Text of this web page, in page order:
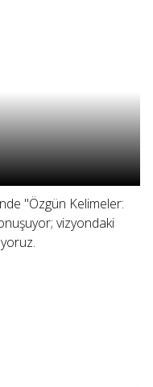
"Özgün Kelimeler:
vizyondaki